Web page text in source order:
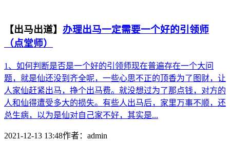
【出马出道】 办理出马一定需要一个好的引领师
（点堂师）
1、如何判断是否是一个好的引领师现在普遍存在一个大问
题，就是仙还没到齐全呢，一些心思不正的顶香为了图财，让
人家仙赶紧出马，挣个出马费。就没想过为了那点钱，对方的
人和仙得遭受多大的损失。有些人出马后，家里万事不顺，还
总生病，以为是仙对自己家不好，其实是...
2021-12-13 13:48作者： admin